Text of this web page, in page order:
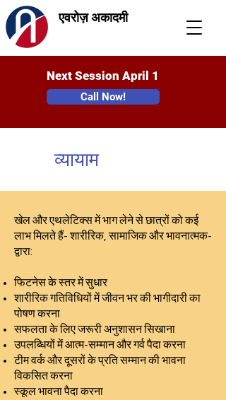
एवरोज़ अकादमी
Next Session April 1
Call Now!
व्यायाम
खेल और एथलेटिक्स में भाग लेने से छात्रों को कई
लाभ मिलते हैं- शारीरिक, सामाजिक और भावनात्मक-
द्वारा:
फिटनेस के स्तर में सुधार
शारीरिक गतिविधियों में जीवन भर की भागीदारी का
पोषण करना
सफलता के लिए जरूरी अनुशासन सिखाना
उपलब्धियों में आत्म-सम्मान और गर्व पैदा करना
टीम वर्क और दूसरों के प्रति सम्मान की भावना
विकसित करना
स्कूल भावना पैदा करना